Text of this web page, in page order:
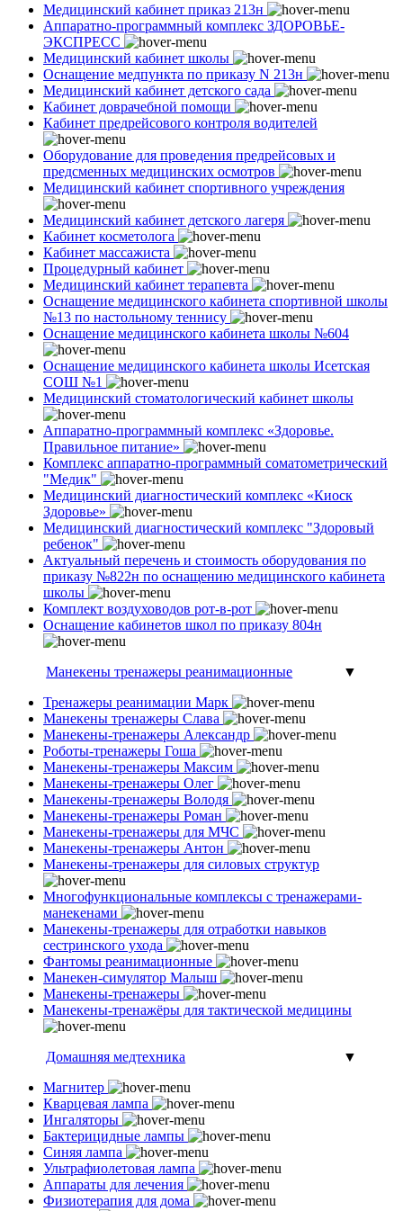
Медицинский кабинет приказ 213н
Аппаратно-программный комплекс ЗДОРОВЬЕ-
ЭКСПРЕСС
Медицинский кабинет школы
Оснащение медпункта по приказу N 213н
Медицинский кабинет детского сада
Кабинет доврачебной помощи
Кабинет предрейсового контроля водителей
Оборудование для проведения предрейсовых и
предсменных медицинских осмотров
Медицинский кабинет спортивного учреждения
Медицинский кабинет детского лагеря
Кабинет косметолога
Кабинет массажиста
Процедурный кабинет
Медицинский кабинет терапевта
Оснащение медицинского кабинета спортивной школы
№13 по настольному теннису
Оснащение медицинского кабинета школы №604
Оснащение медицинского кабинета школы Исетская
СОШ №1
Медицинский стоматологический кабинет школы
Аппаратно-программный комплекс «Здоровье.
Правильное питание»
Комплекс аппаратно-программный соматометрический
"Медик"
Медицинский диагностический комплекс «Киоск
Здоровье»
Медицинский диагностический комплекс "Здоровый
ребенок"
Актуальный перечень и стоимость оборудования по
приказу №822н по оснащению медицинского кабинета
школы
Комплект воздуховодов рот-в-рот
Оснащение кабинетов школ по приказу 804н
Манекены тренажеры реанимационные
▼
Тренажеры реанимации Марк
Манекены тренажеры Слава
Манекены-тренажеры Александр
Роботы-тренажеры Гоша
Манекены-тренажеры Максим
Манекены-тренажеры Олег
Манекены-тренажеры Володя
Манекены-тренажеры Роман
Манекены-тренажеры для МЧС
Манекены-тренажеры Антон
Манекены-тренажеры для силовых структур
Многофункциональные комплексы с тренажерами-
манекенами
Манекены-тренажеры для отработки навыков
сестринского ухода
Фантомы реанимационные
Манекен-симулятор Малыш
Манекены-тренажеры
Манекены-тренажёры для тактической медицины
Домашняя медтехника
▼
Магнитер
Кварцевая лампа
Ингаляторы
Бактерицидные лампы
Синяя лампа
Ультрафиолетовая лампа
Аппараты для лечения
Физиотерапия для дома